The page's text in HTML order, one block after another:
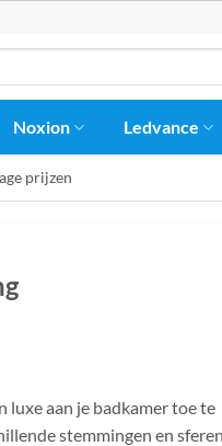
Noxion Ledvance
prijzen
luxe aan je badkamer toe te
stemmingen en